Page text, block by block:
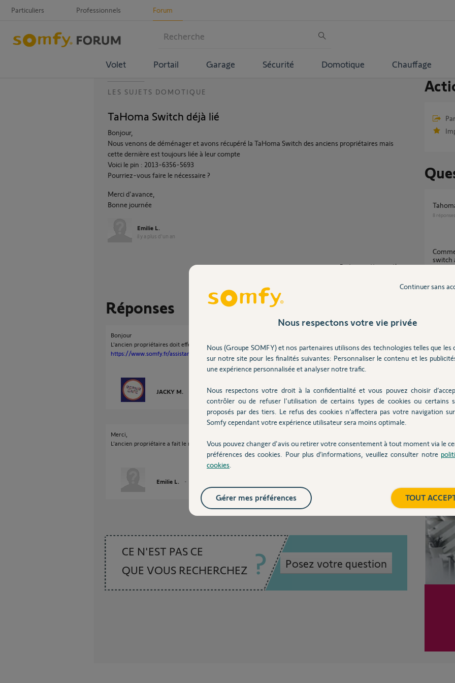
Particuliers Professionnels Forum
Volet Portail Garage Sécurité Domotique Chauffage
LES SUJETS DOMOTIQUE
TaHoma Switch déjà lié
Bonjour,
Nous venons de déménager et avons récupéré la TaHoma Switch des anciens propriétaires mais
cette dernière est toujours liée à leur compte
Voici le pin : 2013-6356-5693
Pourriez-vous faire le nécessaire ?
Merci d'avance,
Bonne journée
Emilie L.
il y a plus d'un an
Partager cette question
Participer au fil de discussion
Réponses
Bonjour
L'ancien propriétaires doit effectuer ce qui est indiqué dans la FAQ suivante
https://www.somfy.fr/assistance/faq?question=comment-rein...
JACKY M. il y a plus d'un an
Merci,
L'ancien propriétaire a fait le nécessaire grâce à votre lien !
Emilie L.
CE N'EST PAS CE
QUE VOUS RECHERCHEZ
Posez votre question
8 réponses
Comment lier des équipements sur Tahoma
switch
Box tahoma switch déjà rattaché à un
compte
32réponses
Nous respectons votre vie privée
Nous (Groupe SOMFY) et nos partenaires utilisons des technologies telles que les
sur notre site pour les finalités suivantes: Personnaliser le contenu et les
une expérience personnalisée et analyser notre trafic.
Nous respectons votre droit à la confidentialité et vous pouvez choisir
contrôler ou de refuser l'utilisation de certains types de cookies ou certains
proposés par des tiers. Le refus des cookies n’affectera pas votre navigation
Somfy cependant votre expérience utilisateur sera moins optimale.
Vous pouvez changer d'avis ou retirer votre consentement à tout moment via le
préférences des cookies. Pour plus d’informations, veuillez consulter notre
cookies
Continuer sans
TOUT
Gérer mes préférences